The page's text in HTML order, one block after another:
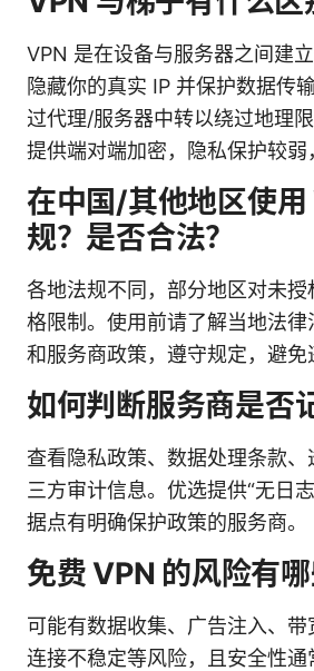
VPN 是在设备与服务器之间建立
隐藏你的真实 IP 并保护数据传
过代理/服务器中转以绕过地理
提供端对端加密，隐私保护较弱
在中国/其他地区使用
规？是否合法？
各地法规不同，部分地区对未
格限制。使用前请了解当地法
和服务商政策，遵守规定，避免
如何判断服务商是否
查看隐私政策、数据处理条款
三方审计信息。优选提供“无日
据点有明确保护政策的服务商。
免费 VPN 的风险有哪
可能有数据收集、广告注入、带
连接不稳定等风险，且安全性通